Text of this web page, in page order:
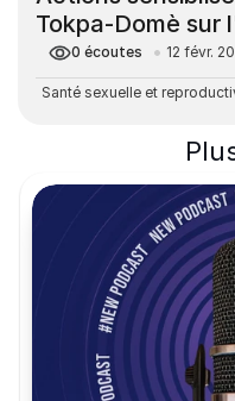
Santé sexuelle et
Tokpa-Domè sur
12 févr.
0 écoutes